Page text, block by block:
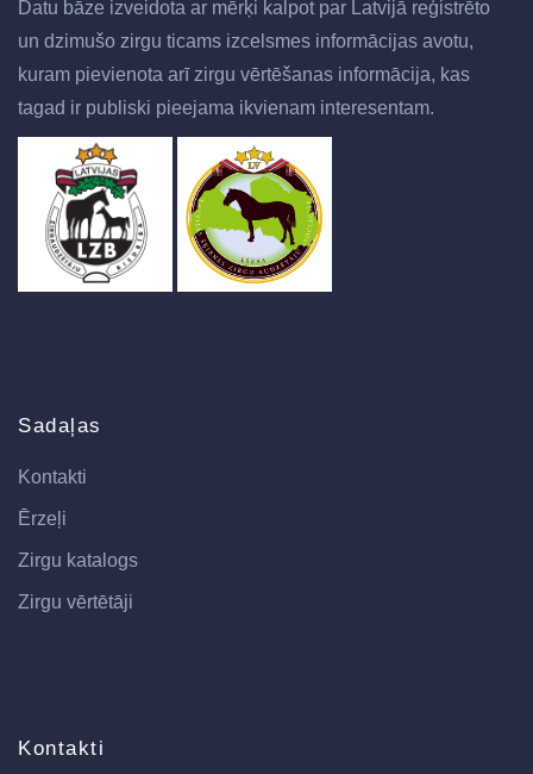
Datu bāze izveidota ar mērķi kalpot par Latvijā reģistrēto
un dzimušo zirgu ticams izcelsmes informācijas avotu,
kuram pievienota arī zirgu vērtēšanas informācija, kas
tagad ir publiski pieejama ikvienam interesentam.
Sadaļas
Kontakti
Ērzeļi
Zirgu katalogs
Zirgu vērtētāji
Kontakti